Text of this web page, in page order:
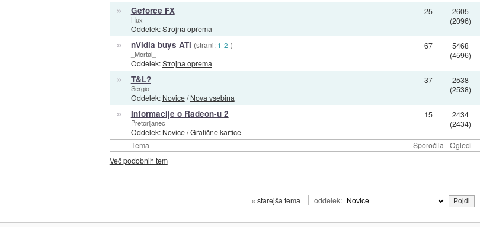
Tema Sporočila Ogledi
» Geforce FX
Hux
Oddelek:Strojna oprema
25
2605
(2096)
» nVidia buys ATi (strani: 1 2 )
_Mortal_
Oddelek:Strojna oprema
67
5468
(4596)
» T&L?
Sergio
Oddelek: Novice/Nova vsebina
37
2538
(2538)
» Informacije o Radeon-u 2
Pretorijanec
Oddelek: Novice/Grafične kartice
15
2434
(2434)
Več podobnih tem
« starejša tema oddelek: